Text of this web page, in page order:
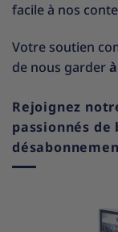
facile à nos
Votre soutien
de nous garder
Rejoignez
passionnés